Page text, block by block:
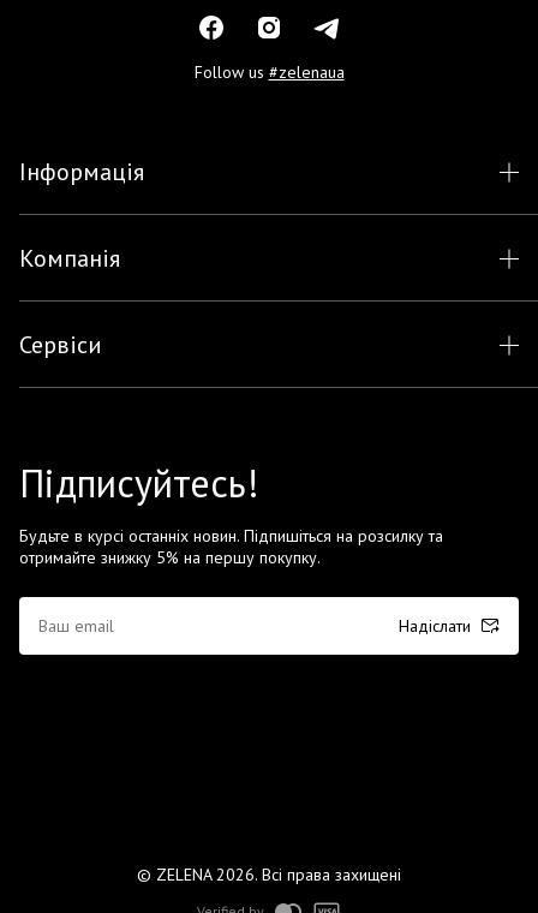
Follow us #zelenaua
Інформація
Компанія
Сервіси
Підписуйтесь!
Будьте в курсі останніх новин. Підпишіться на розсилку та
отримайте знижку 5% на першу покупку.
Надіслати
© ZELENA 2026. Всі права захищені